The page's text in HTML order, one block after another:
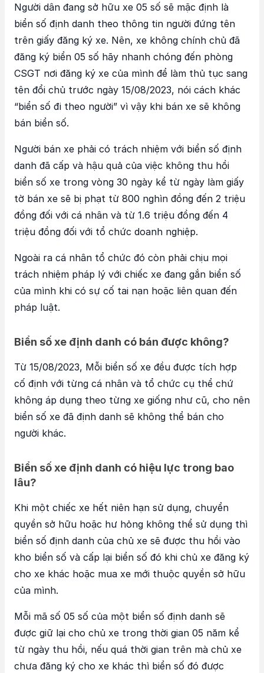
Người dân đang sở hữu xe 05 số sẽ mặc định là
biển số định danh theo thông tin người đứng tên
trên giấy đăng ký xe. Nên, xe không chính chủ đã
đăng ký biển 05 số hãy nhanh chóng đến phòng
CSGT nơi đăng ký xe của mình để làm thủ tục sang
tên đổi chủ trước ngày 15/08/2023, nói cách khác
“biển số đi theo người” vì vậy khi bán xe sẽ không
bán biển số.
Người bán xe phải có trách nhiệm với biển số định
danh đã cấp và hậu quả của việc không thu hồi
biển số xe trong vòng 30 ngày kể từ ngày làm giấy
tờ bán xe sẽ bị phạt từ 800 nghìn đồng đến 2 triệu
đồng đối với cá nhân và từ 1.6 triệu đồng đến 4
triệu đồng đối với tổ chức doanh nghiệp.
Ngoài ra cá nhân tổ chức đó còn phải chịu mọi
trách nhiệm pháp lý với chiếc xe đang gắn biển số
của mình khi có sự cố tai nạn hoặc liên quan đến
pháp luật.
Biển số xe định danh có bán được không?
Từ 15/08/2023, Mỗi biển số xe đều được tích hợp
cố định với từng cá nhân và tổ chức cụ thể chứ
không áp dụng theo từng xe giống như cũ, cho nên
biển số xe đã định danh sẽ không thể bán cho
người khác.
Biển số xe định danh có hiệu lực trong bao
lâu?
Khi một chiếc xe hết niên hạn sử dụng, chuyển
quyền sở hữu hoặc hư hỏng không thể sử dụng thì
biển số định danh của chủ xe sẽ được thu hồi vào
kho biển số và cấp lại biển số đó khi chủ xe đăng ký
cho xe khác hoặc mua xe mới thuộc quyền sở hữu
của mình.
Mỗi mã số 05 số của một biển số định danh sẽ
được giữ lại cho chủ xe trong thời gian 05 năm kể
từ ngày thu hồi, nếu quá thời gian trên mà chủ xe
chưa đăng ký cho xe khác thì biển số đó được